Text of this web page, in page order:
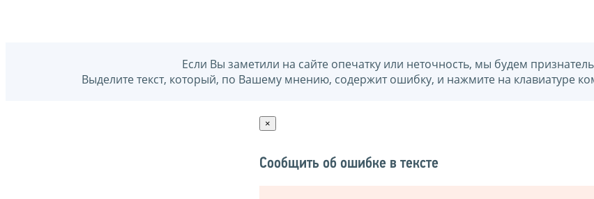
Если Вы заметили на сайте опечатку или неточность, мы будем
Выделите текст, который, по Вашему мнению, содержит ошибку, и нажмите на клавиатуре
×
Сообщить об ошибке в тексте